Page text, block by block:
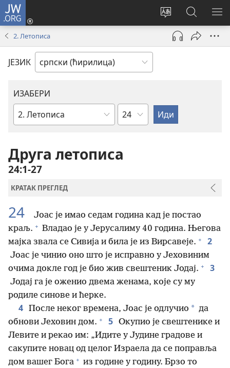
JW.ORG
Промени
језик
сајта
Пријава
(отвара
прозор)
Претрага
сајта
JW.ORG
2. Летописа
ЈЕЗИК
ИЗАБЕРИ
Библијска
Поглавље
Друга летописа
24:1-27
КРАТАК ПРЕГЛЕД
24
Јоас је имао седам година кад је постао
краљ. + Владао је у Јерусалиму 40 година. Његова
мајка звала се Сивија и била је из Вирсавеје. + 2
Јоас је чинио оно што је исправно у Јеховиним
очима докле год је био жив свештеник Јодај. + 3
Јодај га је оженио двема женама, које су му
родиле синове и ћерке.
4 После неког времена, Јоас је одлучио * да
обнови Јеховин дом. + 5 Окупио је свештенике и
Левите и рекао им: „Идите у Јудине градове и
сакупите новац од целог Израела да се поправља
дом вашег Бога + из године у годину. Брзо то